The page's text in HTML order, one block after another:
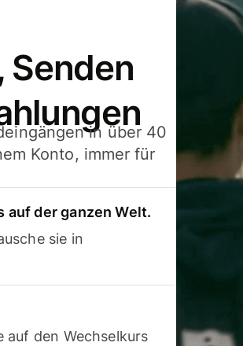
Senden
in über 40
Konto, immer für
auf der ganzen Welt.
sie in
auf den Wechselkurs